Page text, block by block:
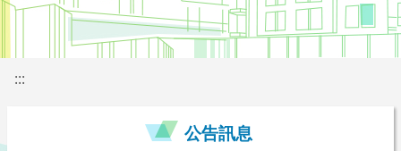
:::
公告訊息